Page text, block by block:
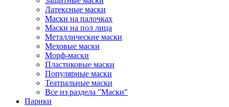
Латексные маски
Маски на палочках
Маски на пол лица
Металлические маски
Меховые маски
Морф-маски
Пластиковые маски
Популярные маски
Театральные маски
Все из раздела "Маски"
Парики